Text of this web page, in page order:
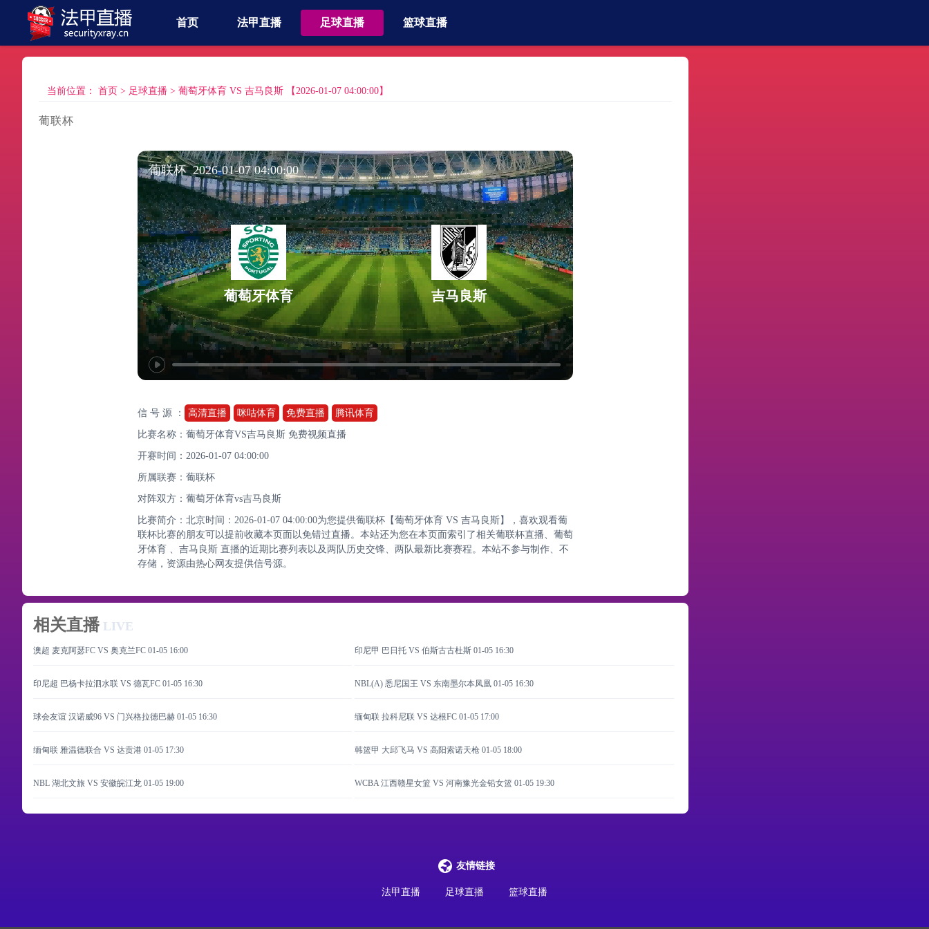
首页 法甲直播 足球直播 篮球直播
当前位置： 首页 > 足球直播 > 葡萄牙体育 VS 吉马良斯 【2026-01-07 04:00:00】
葡联杯
葡联杯 2026-01-07 04:00:00
葡萄牙体育 吉马良斯
信 号 源 ： 高清直播 咪咕体育 免费直播 腾讯体育
比赛名称：葡萄牙体育VS吉马良斯 免费视频直播
开赛时间：2026-01-07 04:00:00
所属联赛： 葡联杯
对阵双方：葡萄牙体育vs吉马良斯
比赛简介：北京时间：2026-01-07 04:00:00为您提供葡联杯【葡萄牙体育 VS 吉马良斯】，喜欢观看葡
联杯比赛的朋友可以提前收藏本页面以免错过直播。本站还为您在本页面索引了相关葡联杯直播、葡萄
牙体育 、吉马良斯 直播的近期比赛列表以及两队历史交锋、两队最新比赛赛程。本站不参与制作、不
存储，资源由热心网友提供信号源。
相关直播 LIVE
澳超 麦克阿瑟FC VS 奥克兰FC 01-05 16:00 印尼甲 巴日托 VS 伯斯古古杜斯01-05 16:30
印尼超 巴杨卡拉泗水联 VS 德瓦FC 01-05 16:30 NBL(A) 悉尼国王 VS 东南墨尔本凤凰01-05 16:30
球会友谊 汉诺威96 VS 门兴格拉德巴赫 01-05 16:30 缅甸联 拉科尼联 VS 达根FC01-05 17:00
缅甸联 雅温德联合 VS 达贡港 01-05 17:30 韩篮甲 大邱飞马 VS 高阳索诺天枪01-05 18:00
NBL 湖北文旅 VS 安徽皖江龙 01-05 19:00 WCBA 江西赣星女篮 VS 河南豫光金铅女篮01-05 19:30
友情链接
法甲直播 足球直播 篮球直播